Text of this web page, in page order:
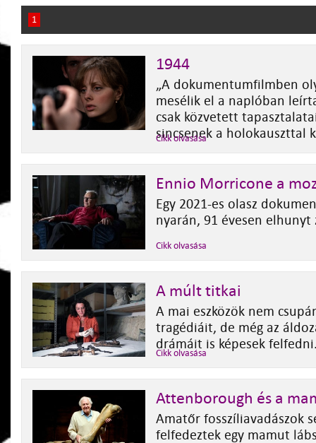
1
1944
„A dokumentumfilmben
mesélik el a naplóban
csak közvetett
sincsenek a holokauszttal
Cikk olvasása
Ennio Morricone a
Egy 2021-es olasz
nyarán, 91 évesen elhunyt
Cikk olvasása
A múlt titkai
A mai eszközök nem
tragédiáit, de még az
drámáit is képesek
Cikk olvasása
Attenborough és a
Amatőr fosszíliavadászok
felfedeztek egy mamut